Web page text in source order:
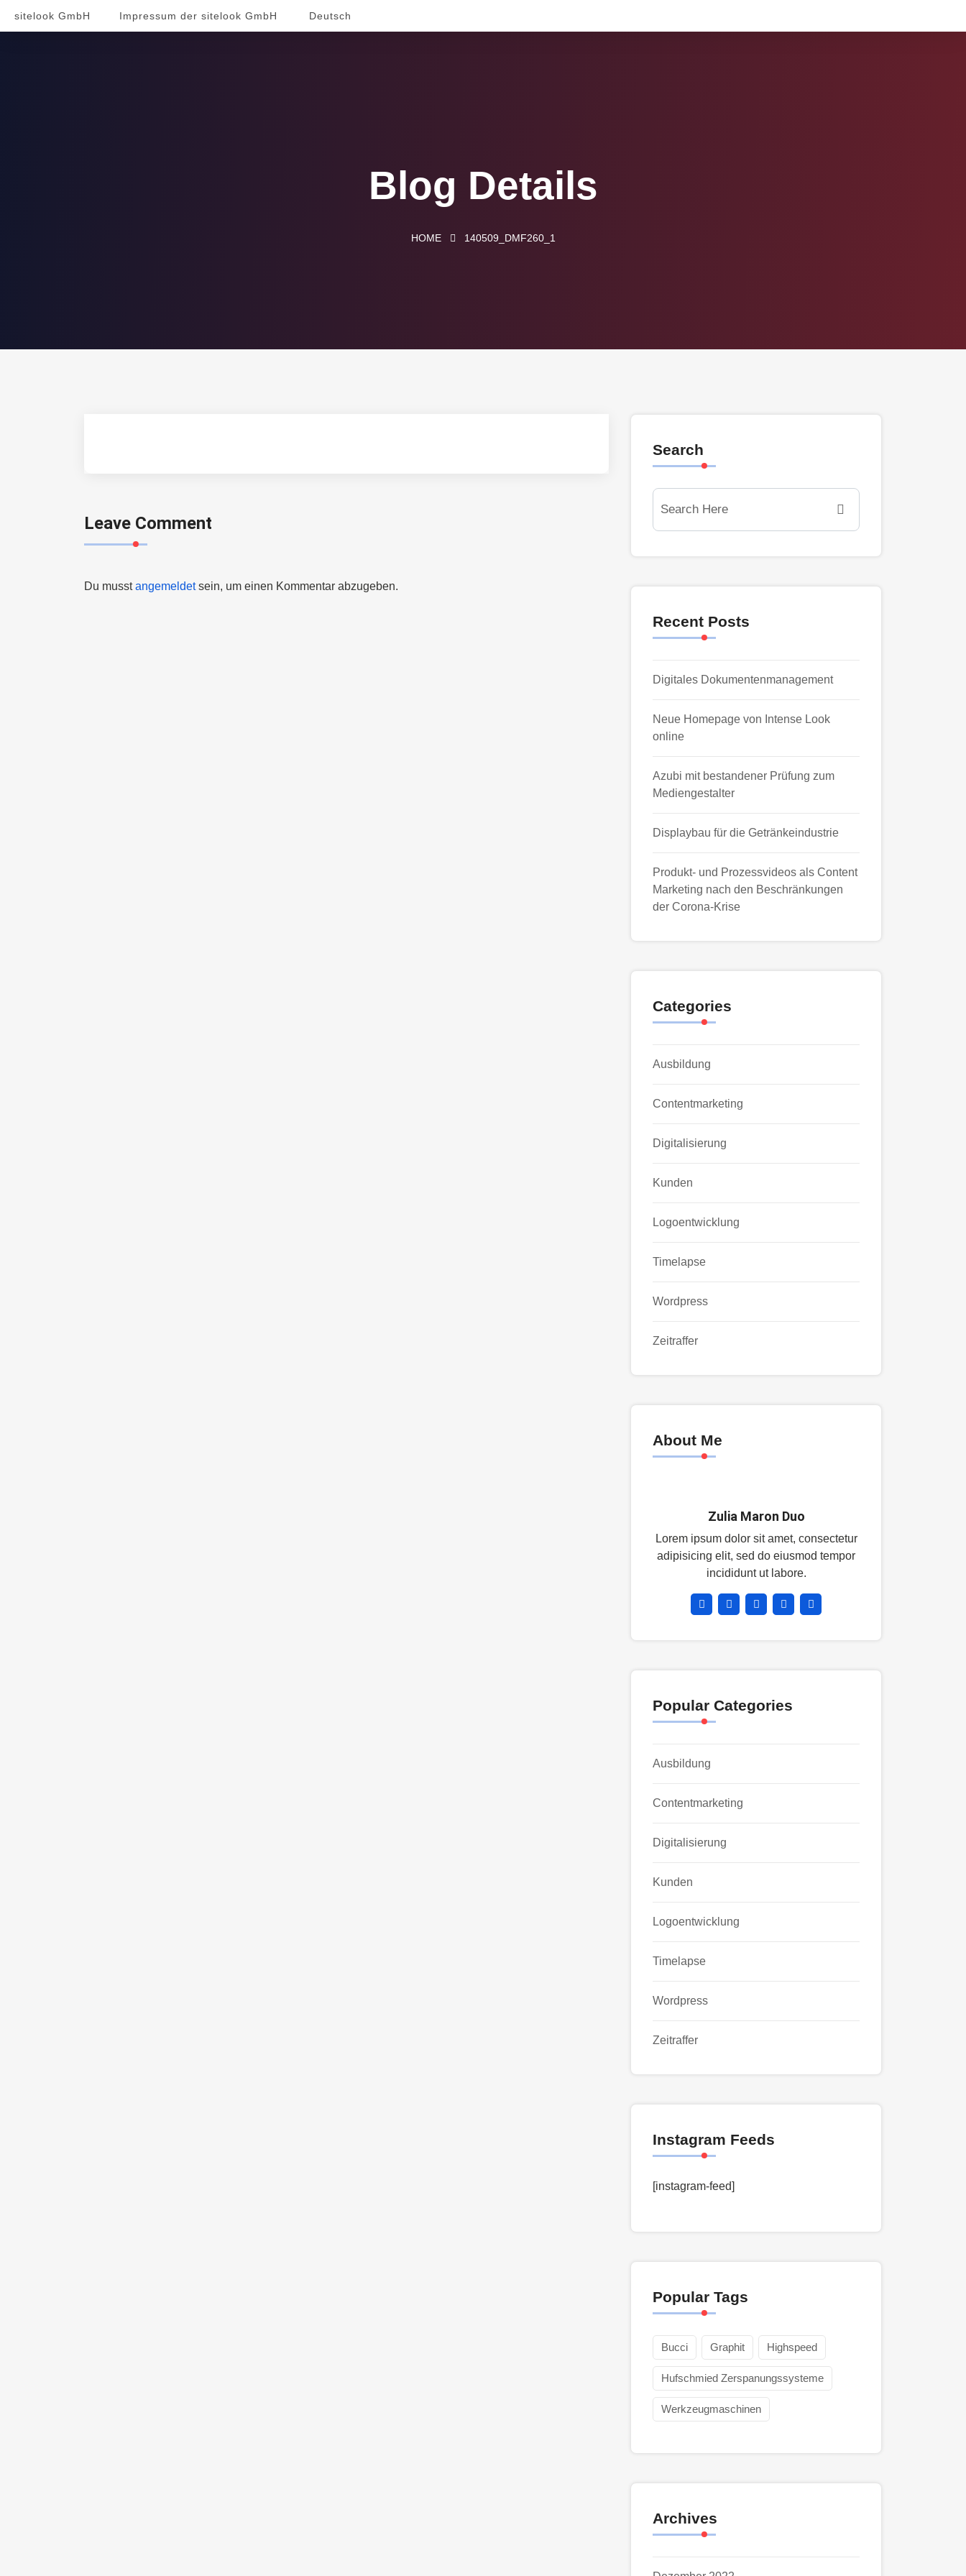
sitelook GmbH Impressum der sitelook GmbH Deutsch
Blog Details
HOME 140509_DMF260_1
Leave Comment
Du musstangemeldetsein, um einen Kommentar abzugeben.
Search
Recent Posts
Digitales Dokumentenmanagement
Neue Homepage von Intense Look
online
Azubi mit bestandener Prüfung zum
Mediengestalter
Displaybau für die Getränkeindustrie
Produkt- und Prozessvideos als Content
Marketing nach den Beschränkungen
der Corona-Krise
Categories
Ausbildung
Contentmarketing
Digitalisierung
Kunden
Logoentwicklung
Timelapse
Wordpress
Zeitraffer
About Me
Zulia Maron Duo
Lorem ipsum dolor sit amet, consectetur
adipisicing elit, sed do eiusmod tempor
incididunt ut labore.
Popular Categories
Ausbildung
Contentmarketing
Digitalisierung
Kunden
Logoentwicklung
Timelapse
Wordpress
Zeitraffer
Instagram Feeds
[instagram-feed]
Popular Tags
Bucci Graphit Highspeed
Hufschmied Zerspanungssysteme
Werkzeugmaschinen
Archives